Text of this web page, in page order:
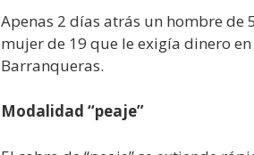
Apenas 2 días atrás un hombre
mujer de 19 que le exigía dinero
Barranqueras.
Modalidad “peaje”